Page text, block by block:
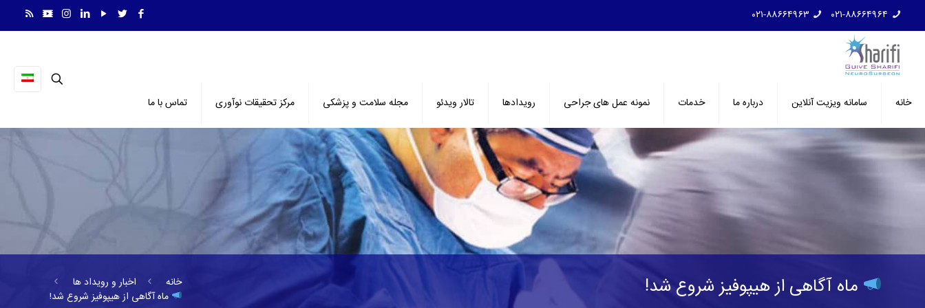
۰۲۱-۸۸۶۶۴۹۶۴ ۰۲۱-۸۸۶۶۴۹۶۳
خانه سامانه ویزیت آنلاین درباره ما خدمات نمونه عمل های جراحی رویدادها تالار ویدئو مجله سلامت و پزشکی مرکز تحقیقات نوآوری تماس با ما
ماه آگاهی از هیپوفیز شروع شد! خانه
اخبار و رویداد ها
ماه آگاهی از هیپوفیز شروع شد!